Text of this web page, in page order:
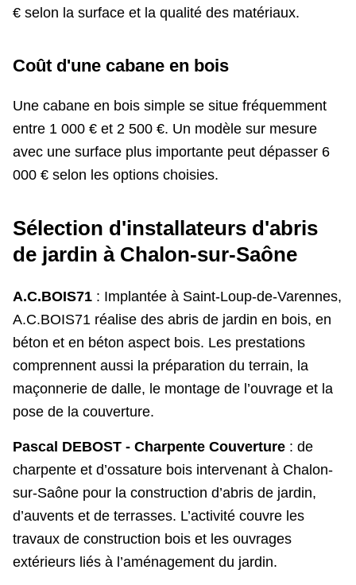
€ selon la surface et la qualité des matériaux.
Coût d'une cabane en bois
Une cabane en bois simple se situe fréquemment
entre 1 000 € et 2 500 €. Un modèle sur mesure
avec une surface plus importante peut dépasser 6
000 € selon les options choisies.
Sélection d'installateurs d'abris
de jardin à Chalon-sur-Saône
A.C.BOIS71 : Implantée à Saint-Loup-de-Varennes,
A.C.BOIS71 réalise des abris de jardin en bois, en
béton et en béton aspect bois. Les prestations
comprennent aussi la préparation du terrain, la
maçonnerie de dalle, le montage de l’ouvrage et la
pose de la couverture.
Pascal DEBOST - Charpente Couverture : de
charpente et d’ossature bois intervenant à Chalon-
sur-Saône pour la construction d’abris de jardin,
d’auvents et de terrasses. L’activité couvre les
travaux de construction bois et les ouvrages
extérieurs liés à l’aménagement du jardin.